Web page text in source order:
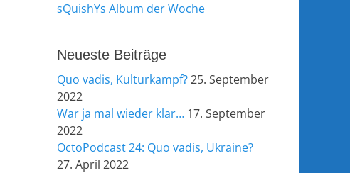
sQuishYs Album der Woche
Neueste Beiträge
Quo vadis, Kulturkampf?25. September
2022
War ja mal wieder klar… 17. September
2022
OctoPodcast 24: Quo vadis, Ukraine?
27. April 2022